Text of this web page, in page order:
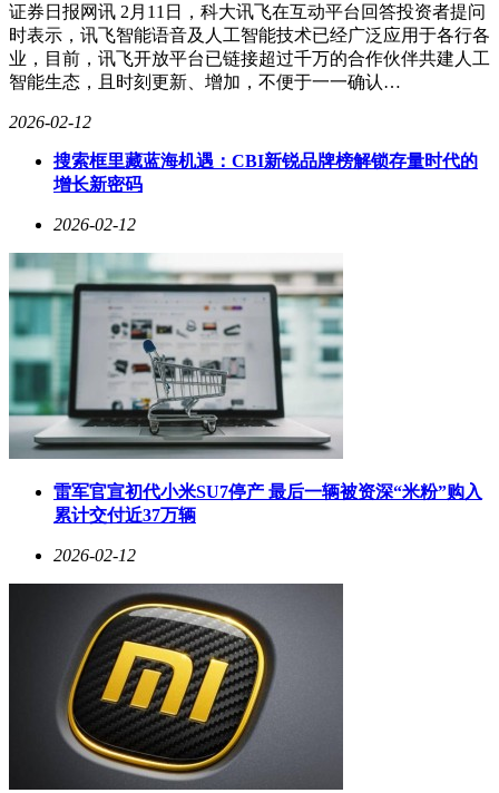
证券日报网讯 2月11日，科大讯飞在互动平台回答投资者提问
时表示，讯飞智能语音及人工智能技术已经广泛应用于各行各
业，目前，讯飞开放平台已链接超过千万的合作伙伴共建人工
智能生态，且时刻更新、增加，不便于一一确认…
2026-02-12
搜索框里藏蓝海机遇：CBI新锐品牌榜解锁存量时代的
增长新密码
2026-02-12
雷军官宣初代小米SU7停产 最后一辆被资深“米粉”购入
累计交付近37万辆
2026-02-12